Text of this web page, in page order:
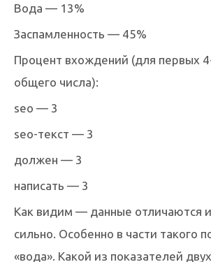
Вода — 13%
Заспамленность — 45%
Процент вхождений (для первых
общего числа):
seo — 3
seo-текст — 3
должен — 3
написать — 3
Как видим — данные отличаются
сильно. Особенно в части такого
«вода». Какой из показателей